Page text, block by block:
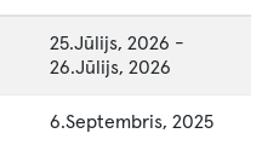
25.Jūlijs, 2026 -
26.Jūlijs, 2026
6.Septembris, 2025